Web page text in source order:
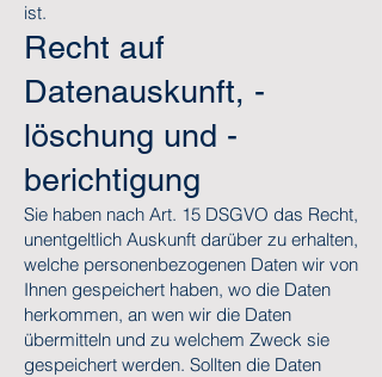
ist.
Recht auf
Datenauskunft, -
löschung und -
berichtigung
Sie haben nach Art. 15 DSGVO das Recht,
unentgeltlich Auskunft darüber zu erhalten,
welche personenbezogenen Daten wir von
Ihnen gespeichert haben, wo die Daten
herkommen, an wen wir die Daten
übermitteln und zu welchem Zweck sie
gespeichert werden. Sollten die Daten